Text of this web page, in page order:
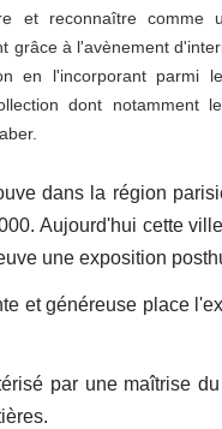
et reconnaître comme
grâce à l'avènement
en l'incorporant parmi
dont notamment
dans la région
Aujourd'hui cette
une exposition
et généreuse place
par une maîtrise